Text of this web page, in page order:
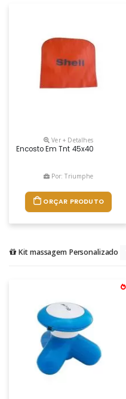
Ver + Detalhes
Encosto Em Tnt 45x40
Por: Triumphe
ORÇAR PRODUTO
Kit massagem Personalizado